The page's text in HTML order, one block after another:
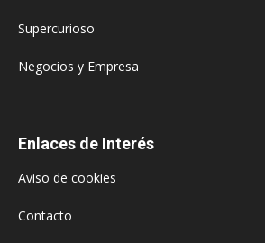
Supercurioso
Negocios y Empresa
Enlaces de Interés
Aviso de cookies
Contacto